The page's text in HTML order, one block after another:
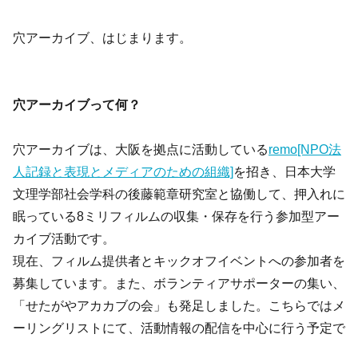
穴アーカイブ、はじまります。
穴アーカイブって何？
穴アーカイブは、大阪を拠点に活動しているremo[NPO法
人記録と表現とメディアのための組織] を招き、日本大学
文理学部社会学科の後藤範章研究室と協働して、押入れに
眠っている8ミリフィルムの収集・保存を行う参加型アー
カイブ活動です。
現在、フィルム提供者とキックオフイベントへの参加者を
募集しています。また、ボランティアサポーターの集い、
「せたがやアカカブの会」も発足しました。こちらではメ
ーリングリストにて、活動情報の配信を中心に行う予定で